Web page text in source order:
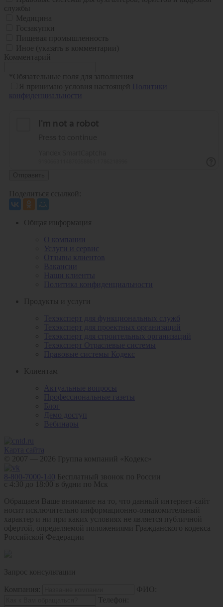
службы
Медицина
Госзакупки
Пищевая промышленность
Иное (указать в комментарии)
Комментарий
Обязательные поля для заполнения
Я принимаю условия настоящей Политики
конфиденциальности
Поделиться ссылкой:
Общая информация
О компании
Услуги и сервис
Отзывы клиентов
Вакансии
Наши клиенты
Политика конфиденциальности
Продукты и услуги
Техэксперт для функциональных служб
Техэксперт для проектных организаций
Техэксперт для строительных организаций
Техэксперт Отраслевые системы
Правовые системы Кодекс
Клиентам
Актуальные вопросы
Профессиональные газеты
Блог
Демо доступ
Вебинары
Карта сайта
© 2007 — 2026 Группа компаний «Кодекс»
8-800-7000-140 Бесплатный звонок по России
с 4:30 до 18:00 в будни по Мск
Обращаем Ваше внимание на то, что данный интернет-сайт
носит исключительно информационно-ознакомительный
характер и ни при каких условиях не является публичной
офертой, определяемой положениями Гражданского кодекса
Российской Федерации
Запрос консультации
Компания:
ФИО:
Телефон: